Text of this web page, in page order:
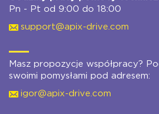
Pn - Pt od 9:00 do 18:00
support@apix-drive.com
Masz propozycje współpracy?
swoimi pomysłami pod adresem:
igor@apix-drive.com